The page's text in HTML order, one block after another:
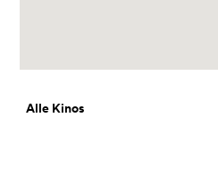
Alle Kinos